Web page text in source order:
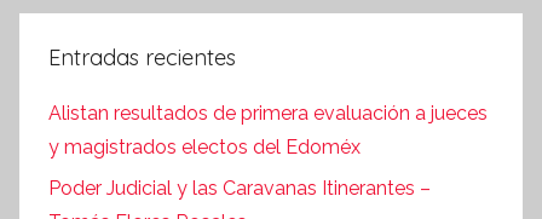
Entradas recientes
Alistan resultados de primera evaluación a jueces
y magistrados electos del Edoméx
Poder Judicial y las Caravanas Itinerantes –